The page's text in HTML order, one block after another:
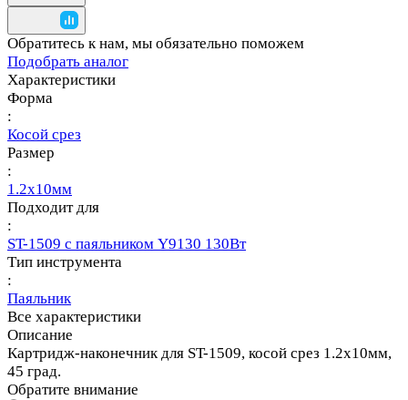
Обратитесь к нам, мы обязательно поможем
Подобрать аналог
Характеристики
Форма
:
Косой срез
Размер
:
1.2х10мм
Подходит для
:
ST-1509 с паяльником Y9130 130Вт
Тип инструмента
:
Паяльник
Все характеристики
Описание
Картридж-наконечник для ST-1509, косой срез 1.2х10мм,
45 град.
Обратите внимание